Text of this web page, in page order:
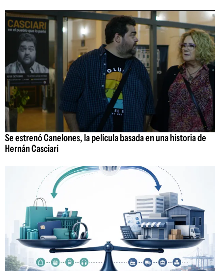
Se estrenó Canelones, la película basada en una historia de
Hernán Casciari